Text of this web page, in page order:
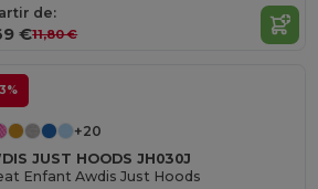
de:
€11,80 €
+20
JUST HOODS JH030J
Enfant Awdis Just Hoods